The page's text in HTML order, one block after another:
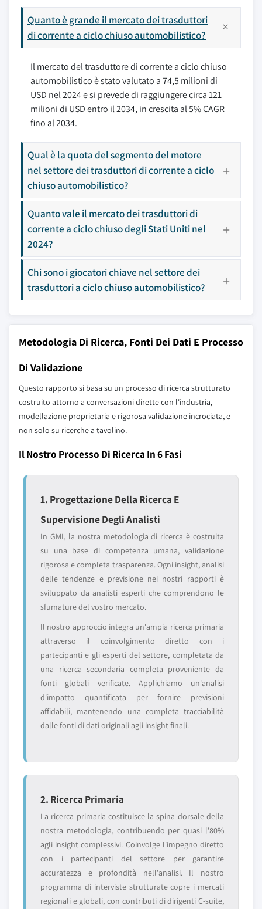
Quanto è grande il mercato dei trasduttori
di corrente a ciclo chiuso automobilistico?
Il mercato del trasduttore di corrente a ciclo chiuso
automobilistico è stato valutato a 74,5 milioni di
USD nel 2024 e si prevede di raggiungere circa 121
milioni di USD entro il 2034, in crescita al 5% CAGR
fino al 2034.
Qual è la quota del segmento del motore
nel settore dei trasduttori di corrente a ciclo
chiuso automobilistico?
Quanto vale il mercato dei trasduttori di
corrente a ciclo chiuso degli Stati Uniti nel
2024?
Chi sono i giocatori chiave nel settore dei
trasduttori a ciclo chiuso automobilistico?
Metodologia Di Ricerca, Fonti Dei Dati E Processo
Di Validazione
Questo rapporto si basa su un processo di ricerca strutturato
costruito attorno a conversazioni dirette con l'industria,
modellazione proprietaria e rigorosa validazione incrociata, e
non solo su ricerche a tavolino.
Il Nostro Processo Di Ricerca In 6 Fasi
1. Progettazione Della Ricerca E
Supervisione Degli Analisti
In GMI, la nostra metodologia di ricerca è costruita
su una base di competenza umana, validazione
rigorosa e completa trasparenza. Ogni insight, analisi
delle tendenze e previsione nei nostri rapporti è
sviluppato da analisti esperti che comprendono le
sfumature del vostro mercato.
Il nostro approccio integra un'ampia ricerca primaria
attraverso il coinvolgimento diretto con i
partecipanti e gli esperti del settore, completata da
una ricerca secondaria completa proveniente da
fonti globali verificate. Applichiamo un'analisi
d'impatto quantificata per fornire previsioni
affidabili, mantenendo una completa tracciabilità
dalle fonti di dati originali agli insight finali.
2. Ricerca Primaria
La ricerca primaria costituisce la spina dorsale della
nostra metodologia, contribuendo per quasi l'80%
agli insight complessivi. Coinvolge l'impegno diretto
con i partecipanti del settore per garantire
accuratezza e profondità nell'analisi. Il nostro
programma di interviste strutturate copre i mercati
regionali e globali, con contributi di dirigenti C-suite,